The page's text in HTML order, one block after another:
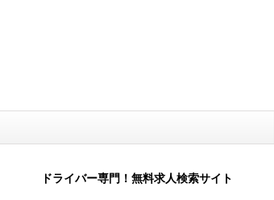
ドライバー専門！無料求人検索サイト